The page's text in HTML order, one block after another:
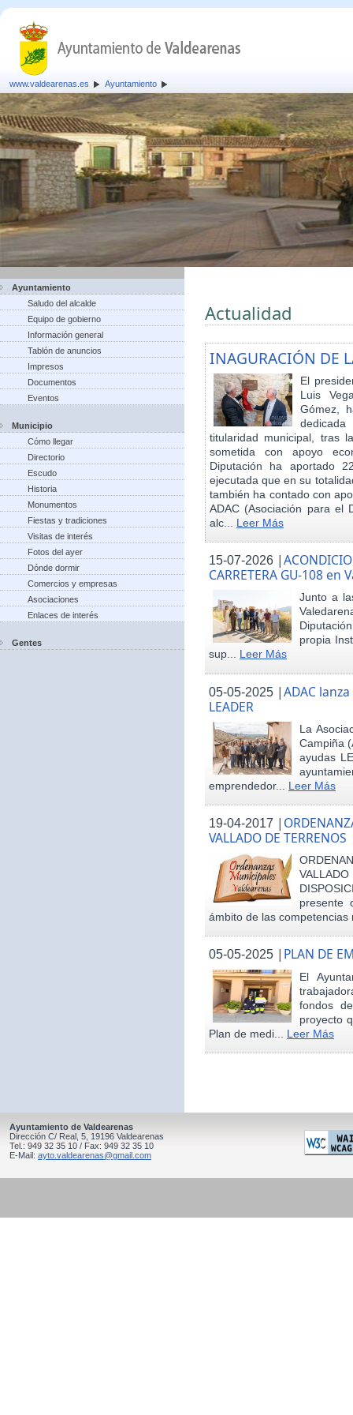
www.valdearenas.es Ayuntamiento
Ayuntamiento
Saludo del alcalde
Equipo de gobierno
Información general
Tablón de anuncios
Impresos
Documentos
Eventos
Municipio
Cómo llegar
Directorio
Escudo
Historia
Monumentos
Fiestas y tradiciones
Visitas de interés
Fotos del ayer
Dónde dormir
Comercios y empresas
Asociaciones
Enlaces de interés
Gentes
Actualidad
INAGURACIÓN DE
El
Luis
Gómez,
titularidad municipal, tras
sometida con apoyo
Diputación ha aportado
ejecutada que en su
también ha contado con
ADAC (Asociación para el
alc... Leer Más
15-07-2026 |
CARRETERA GU-108 en
Junto a
propia
sup... Leer Más
05-05-2025 |ADAC
LEADER
La
Campiña
ayudas
emprendedor... Leer Más
19-04-2017 |
VALLADO DE TERRENOS
presente
ámbito de las
05-05-2025 | PLAN DE
El
fondos
proyecto
Plan de medi... Leer Más
Ayuntamiento de Valdearenas
Dirección C/ Real, 5, 19196 Valdearenas
Tel.: 949 32 35 10 / Fax: 949 32 35 10
E-Mail: ayto.valdearenas@gmail.com